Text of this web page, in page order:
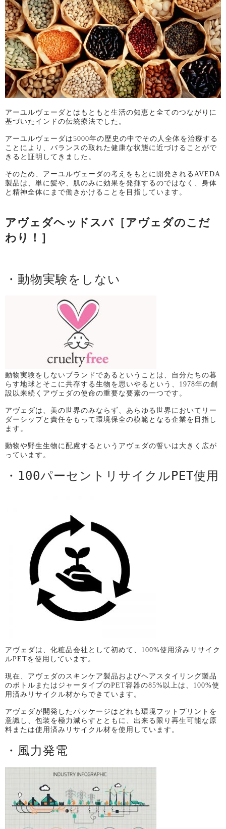
アーユルヴェーダとはもともと生活の知恵と全てのつながりに
基づいたインドの伝統療法でした。
アーユルヴェーダは5000年の歴史の中でその人全体を治療する
ことにより、バランスの取れた健康な状態に近づけることがで
きると証明してきました。
そのため、アーユルヴェーダの考えをもとに開発される AVEDA
製品は、単に髪や、肌のみに効果を発揮するのではなく、身体
と精神全体にまで働きかけることを目指しています。
アヴェダヘッドスパ［アヴェダのこだ
わり！］
・動物実験をしない
動物実験をしないブランドであるということは、自分たちの暮
らす地球とそこに共存する生物を思いやるという、 1978年の創
設以来続くアヴェダの使命の重要な要素の一つです。
アヴェダは、美の世界のみならず、あらゆる世界においてリー
ダーシップと責任をもって環境保全の模範となる企業を目指し
ます。
動物や野生生物に配慮するというアヴェダの誓いは大きく広が
っています。
・ 100パーセントリサイクル PET使用
アヴェダは、化粧品会社として初めて、 100%使用済みリサイク
ルPETを使用しています。
現在、アヴェダのスキンケア製品およびヘアスタイリング製品
のボトルまたはジャータイプのPET容器の85% 以上は、 100%使
用済みリサイクル材からできています。
アヴェダが開発したパッケージはどれも環境フットプリントを
意識し、包装を極力減らすとともに、出来る限り再生可能な原
料または使用済みリサイクル材を使用しています。
・風力発電